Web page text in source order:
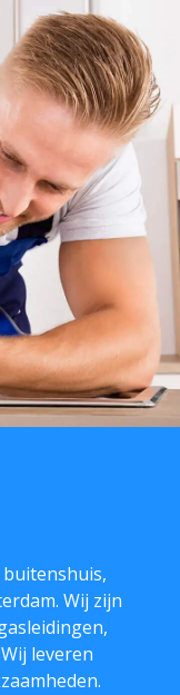
Wij zijn
leveren